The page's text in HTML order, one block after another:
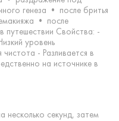
генеза • после бритья
• после
Свойства: -
уровень
- Разливается в
на источнике в
несколько секунд, затем